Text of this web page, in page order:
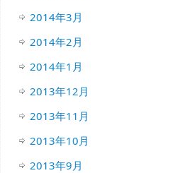
2014年3月
2014年2月
2014年1月
2013年12月
2013年11月
2013年10月
2013年9月